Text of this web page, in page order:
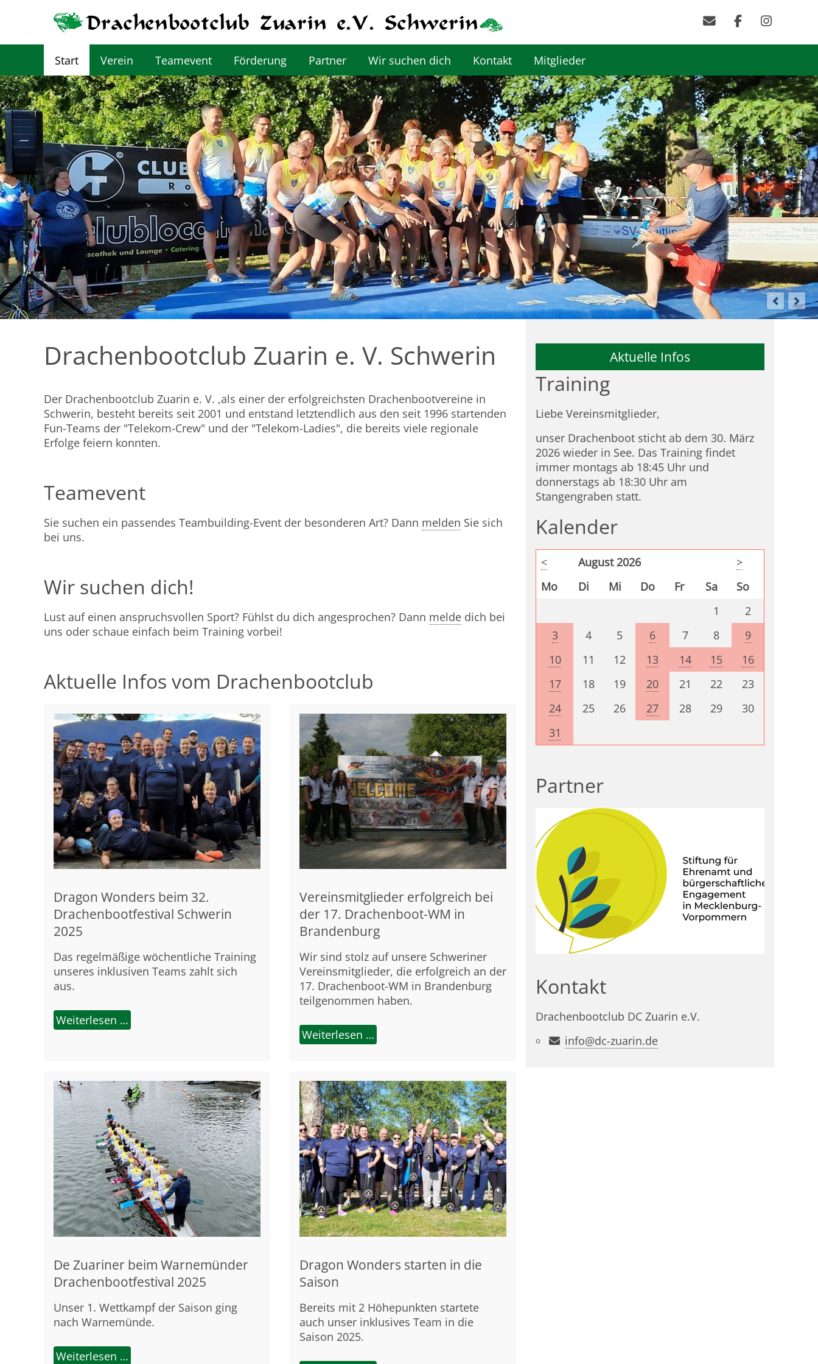
Start Verein Teamevent Förderung Partner Wir suchen dich Kontakt Mitglieder
Drachenbootclub Zuarin e. V. Schwerin
Der Drachenbootclub Zuarin e. V. ,als einer der erfolgreichsten Drachenbootvereine in
Schwerin, besteht bereits seit 2001 und entstand letztendlich aus den seit 1996 startenden
Fun-Teams der "Telekom-Crew" und der "Telekom-Ladies", die bereits viele regionale
Erfolge feiern konnten.
Teamevent
Sie suchen ein passendes Teambuilding-Event der besonderen Art? Dann melden Sie sich
bei uns.
Wir suchen dich!
Lust auf einen anspruchsvollen Sport? Fühlst du dich angesprochen? Dann melde dich bei
uns oder schaue einfach beim Training vorbei!
Aktuelle Infos vom Drachenbootclub
Dragon Wonders beim 32.
Drachenbootfestival Schwerin
2025
Das regelmäßige wöchentliche Training
unseres inklusiven Teams zahlt sich
aus.
Weiterlesen …
Vereinsmitglieder erfolgreich bei
der 17. Drachenboot-WM in
Brandenburg
Wir sind stolz auf unsere Schweriner
Vereinsmitglieder, die erfolgreich an der
17. Drachenboot-WM in Brandenburg
teilgenommen haben.
Weiterlesen …
De Zuariner beim Warnemünder
Drachenbootfestival 2025
Unser 1. Wettkampf der Saison ging
nach Warnemünde.
Weiterlesen …
Dragon Wonders starten in die
Saison
Bereits mit 2 Höhepunkten startete
auch unser inklusives Team in die
Saison 2025.
Aktuelle Infos
Training
Liebe Vereinsmitglieder,
unser Drachenboot sticht ab dem 30. März
2026 wieder in See. Das Training findet
immer montags ab 18:45 Uhr und
donnerstags ab 18:30 Uhr am
Stangengraben statt.
Kalender
< August 2026
>
Mo
Di Mi Do Fr Sa
So
1
2
3
4 5 6 7 8
9
10
11 12 13 14 15
16
17
18 19 20 21 22
23
24
25 26 27 28 29
30
31
Partner
Kontakt
Drachenbootclub DC Zuarin e.V.
info@dc-zuarin.de